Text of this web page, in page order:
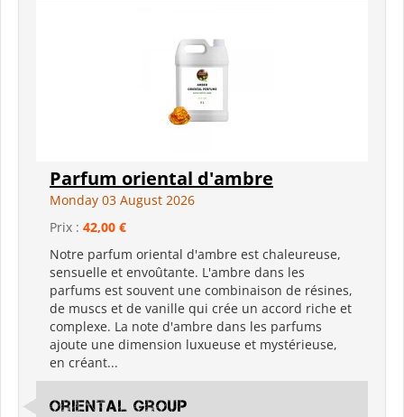
Parfum oriental d'ambre
Monday 03 August 2026
Prix : 42,00 €
Notre parfum oriental d'ambre est chaleureuse,
sensuelle et envoûtante. L'ambre dans les
parfums est souvent une combinaison de résines,
de muscs et de vanille qui crée un accord riche et
complexe. La note d'ambre dans les parfums
ajoute une dimension luxueuse et mystérieuse,
en créant...
Oriental Group